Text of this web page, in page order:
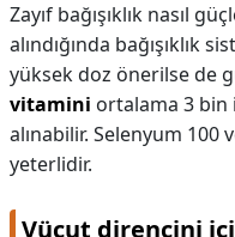
Zayıf bağışıklık nasıl
alındığında bağışıklık
yüksek doz önerilse de
vitamini ortalama 3
alınabilir. Selenyum 100
yeterlidir.
Vücut direncini